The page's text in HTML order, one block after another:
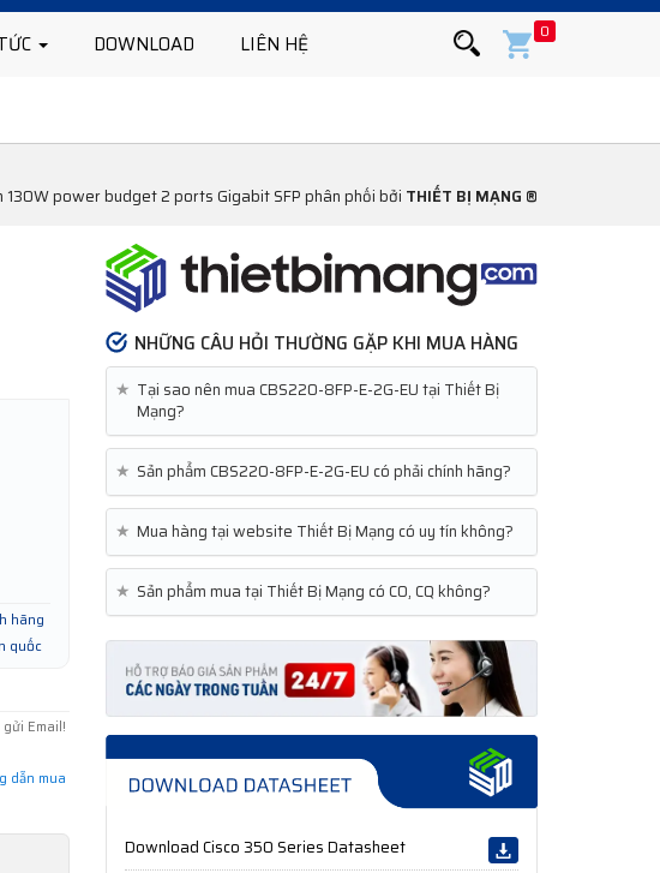
DOWNLOAD LIÊN HỆ 0
power budget 2 ports Gigabit SFP phân phối bởi THIẾT BỊ MẠNG ®
hãng
quốc
Email!
dẫn mua
NHỮNG CÂU HỎI THƯỜNG GẶP KHI MUA HÀNG
★ Tại sao nên mua CBS220-8FP-E-2G-EU tại Thiết Bị
Mạng?
★ Sản phẩm CBS220-8FP-E-2G-EU có phải chính hãng?
★ Mua hàng tại website Thiết Bị Mạng có uy tín không?
★ Sản phẩm mua tại Thiết Bị Mạng có CO, CQ không?
Download Cisco 350 Series Datasheet